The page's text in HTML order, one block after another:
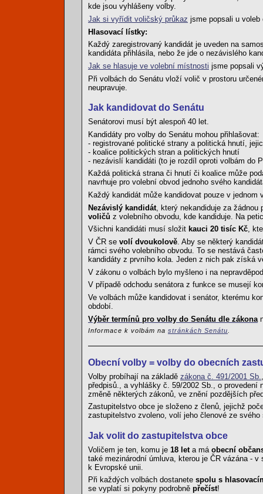
kde jsou vyhlášeny volby.
Jak si vyřídit voličský průkaz jsme popsali u voleb
Hlasovací lístky:
Každý zaregistrovaný kandidát je uveden na
kandidáta přihlásila, nebo že jde o nezávislého
Jak se hlasuje ve volební místnosti jsme popsali
Při volbách do Senátu vloží volič v prostoru
neupravuje.
Jak kandidovat do Senátu
Senátorovi musí být alespoň 40 let.
Kandidáty pro volby do Senátu mohou přihlašovat:
- registrované politické strany a politická hnutí,
- koalice politických stran a politických hnutí
- nezávislí kandidáti (to je rozdíl oproti volbám do
Každá politická strana či hnutí či koalice může
navrhuje pro volební obvod jednoho svého
Každý kandidát může kandidovat pouze v
Nezávislý kandidát , který nekandiduje za
voličů z volebního obvodu, kde kandiduje. Na
Všichni kandidáti musí složit kauci 20 tisíc Kč,
V ČR se volí dvoukolově. Aby se některý
rámci svého volebního obvodu. To se nestává
kandidáty z prvního kola. Jeden z nich pak získá
V zákonu o volbách bylo myšleno i na
V případě odchodu senátora z funkce se musejí
Ve volbách může kandidovat i senátor, kterému
období.
Výběr termínů pro volby do Senátu dle zákona
Informace k volbám na stránkách Senátu
Obecní volby = volby do obecních
Volby probíhají na základě zákona č. 491/2001 Sb.
předpisů., a vyhlášky č. 59/2002 Sb., o
změně některých zákonů, ve znění pozdějších
Zastupitelstvo obce je složeno z členů, jejichž
zastupitelstvo zvoleno, volí jeho členové ze
Jak volit do zastupitelstva obce
Voličem je ten, komu je 18 let a má obecní
také mezinárodní úmluva, kterou je ČR vázána -
k Evropské unii.
Při každých volbách dostanete spolu s
se vyplatí si pokyny podrobně přečíst!